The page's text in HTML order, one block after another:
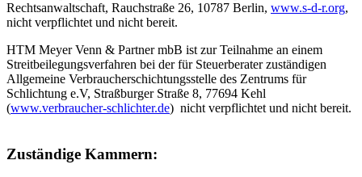
Rechtsanwaltschaft, Rauchstraße 26, 10787 Berlin, www.s-d-r.org,
nicht verpflichtet und nicht bereit.
HTM Meyer Venn & Partner mbB ist zur Teilnahme an einem
Streitbeilegungsverfahren bei der für Steuerberater zuständigen
Allgemeine Verbraucherschichtungsstelle des Zentrums für
Schlichtung e.V, Straßburger Straße 8, 77694 Kehl
(www.verbraucher-schlichter.de) nicht verpflichtet und nicht bereit.
Zuständige Kammern: